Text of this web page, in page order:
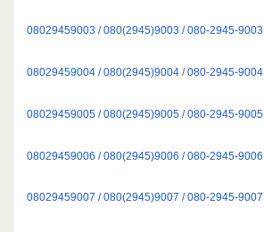
08029459003 / 080(2945)9003 / 080-2945-9003
08029459004 / 080(2945)9004 / 080-2945-9004
08029459005 / 080(2945)9005 / 080-2945-9005
08029459006 / 080(2945)9006 / 080-2945-9006
08029459007 / 080(2945)9007 / 080-2945-9007